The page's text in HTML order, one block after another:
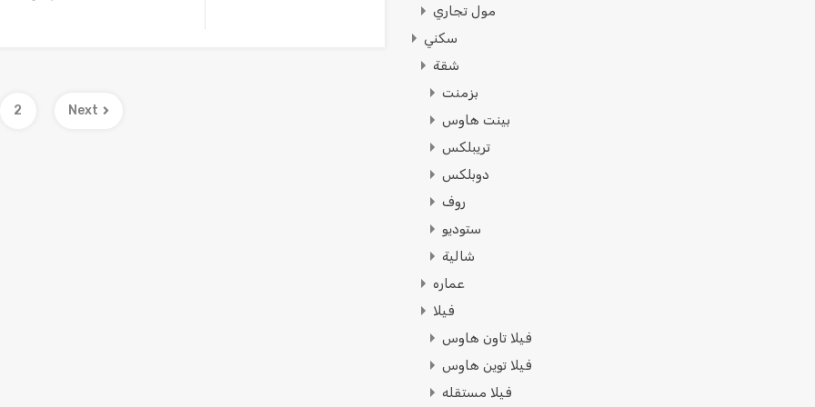
2 Next
مول تجاري
سكني
شقة
بزمنت
بينت هاوس
تريبلكس
دوبلكس
روف
ستوديو
شالية
عماره
فيلا
فيلا تاون هاوس
فيلا توين هاوس
فيلا مستقله